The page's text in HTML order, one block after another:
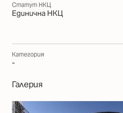
Статут НКЦ
Единична НКЦ
Категория
-
Галерия